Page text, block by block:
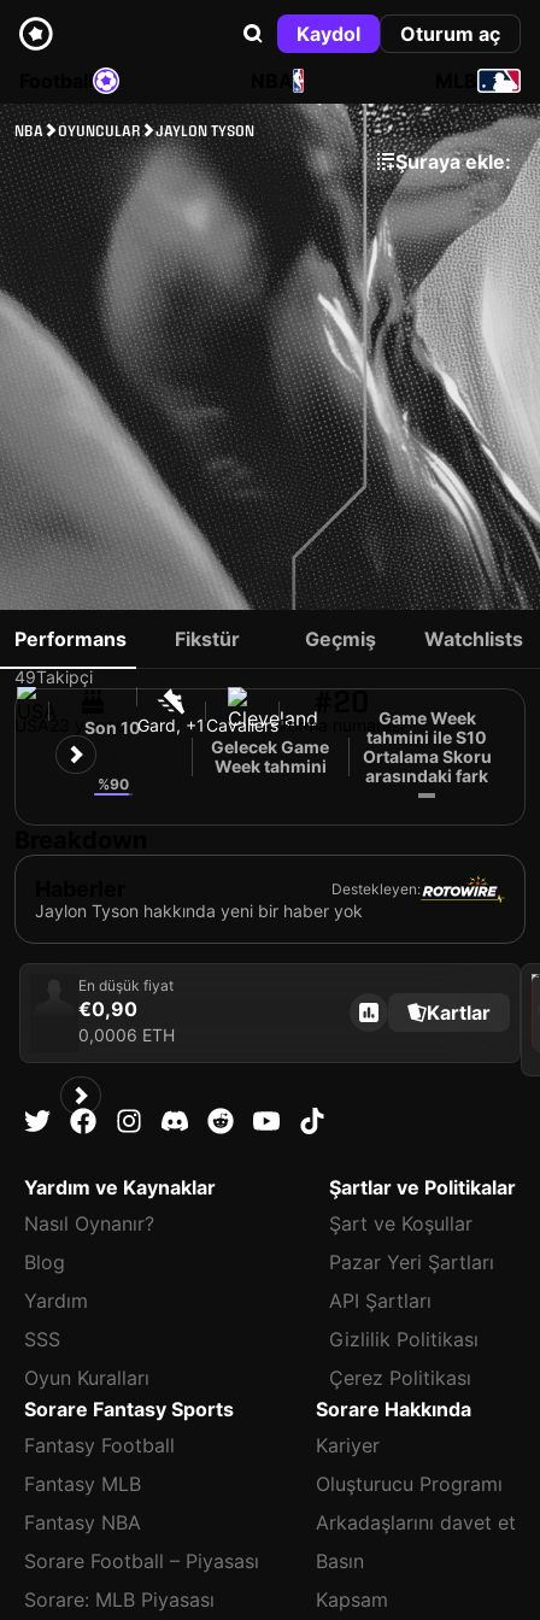
Kaydol
Oturum aç
NBA
NBA OYUNCULAR JAYLON TYSON
Şuraya ekle:
JAYLON TYSON
49Takipçi
23 yaşındaGard, +1CavaliersForma numarası
Performans Fikstür Geçmiş Watchlists
Son 10
%90
Gelecek Game
Week tahmini
Game Week
tahmini ile S10
Ortalama Skoru
arasındaki fark
Destekleyen:
Jaylon Tyson hakkında yeni bir haber yok
En düşük fiyat
€0,90
0,0006 ETH
Kartlar
2024
Yardım ve Kaynaklar
Nasıl Oynanır?
Blog
Yardım
SSS
Oyun Kuralları
Şartlar ve Politikalar
Şart ve Koşullar
Pazar Yeri Şartları
API Şartları
Gizlilik Politikası
Çerez Politikası
Sorare Fantasy Sports
Fantasy Football
Fantasy MLB
Fantasy NBA
Sorare Football – Piyasası
Sorare: MLB Piyasası
Sorare Hakkında
Kariyer
Oluşturucu Programı
Arkadaşlarını davet et
Basın
Kapsam